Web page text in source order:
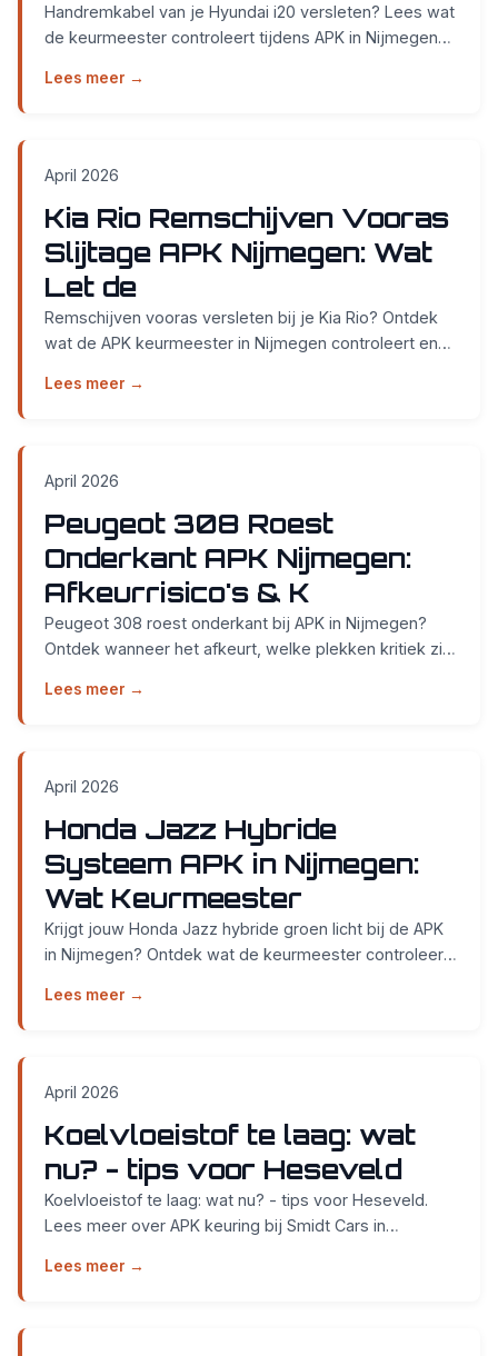
Handremkabel van je Hyundai i20 versleten? Lees wat
de keurmeester controleert tijdens APK in Nijmegen
Lees meer →
April 2026
Kia Rio Remschijven Vooras
Slijtage APK Nijmegen: Wat
Let de
Remschijven vooras versleten bij je Kia Rio? Ontdek
wat de APK keurmeester in Nijmegen controleert en
Lees meer →
April 2026
Peugeot 308 Roest
Onderkant APK Nijmegen:
Afkeurrisico's & K
Peugeot 308 roest onderkant bij APK in Nijmegen?
Ontdek wanneer het afkeurt, welke plekken kritiek zijn
Lees meer →
April 2026
Honda Jazz Hybride
Systeem APK in Nijmegen:
Wat Keurmeester
Krijgt jouw Honda Jazz hybride groen licht bij de APK
in Nijmegen? Ontdek wat de keurmeester controleert
Lees meer →
April 2026
Koelvloeistof te laag: wat
nu? - tips voor Heseveld
Koelvloeistof te laag: wat nu? - tips voor Heseveld.
Lees meer over APK keuring bij Smidt Cars in
Lees meer →